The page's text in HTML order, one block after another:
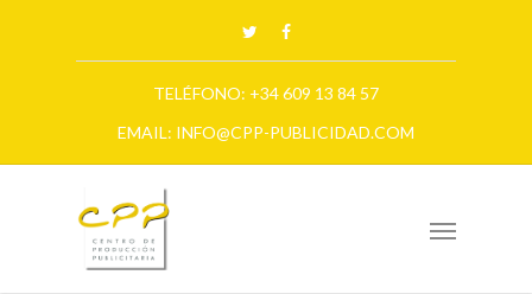
TELÉFONO: +34 609 13 84 57
EMAIL: INFO@CPP-PUBLICIDAD.COM